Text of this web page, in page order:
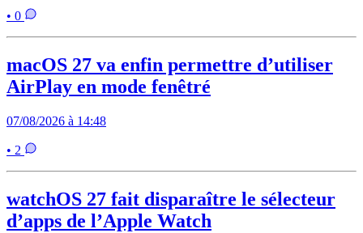
• 0
macOS 27 va enfin permettre d’utiliser
AirPlay en mode fenêtré
07/08/2026 à 14:48
• 2
watchOS 27 fait disparaître le sélecteur
d’apps de l’Apple Watch